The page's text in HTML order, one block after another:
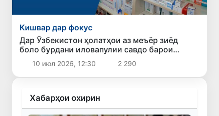
Кишвар дар фокус
Дар Ӯзбекистон ҳолатҳои аз меъёр зиёд
боло бурдани иловапулии савдо барои
доруворӣ ба маблағи 1,9 миллиард сӯм
ошкор шуданд
10 июл 2026, 12:30 2 290
Хабарҳои охирин